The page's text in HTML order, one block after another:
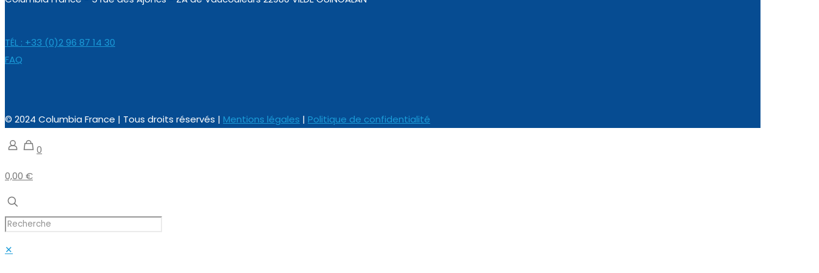
TÉL : +33 (0)2 96 87 14 30
FAQ
© 2024 Columbia France | Tous droits réservés | Mentions légales | Politique de confidentialité
0
0,00 €
✕